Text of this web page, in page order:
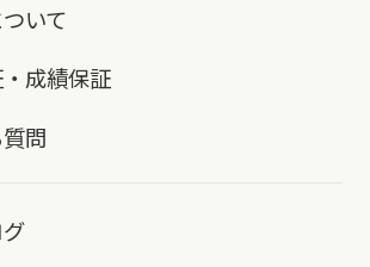
いて
成績保証
問